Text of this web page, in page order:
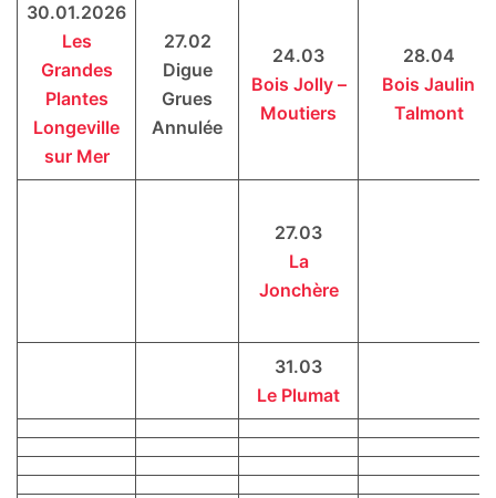
30.01.2026
Les
Grandes
Plantes
Longeville
sur Mer
27.02
Digue
Grues
Annulée
24.03
Bois Jolly –
Moutiers
28.04
Bois Jaulin
Talmont
27.03
La
Jonchère
31.03
Le Plumat